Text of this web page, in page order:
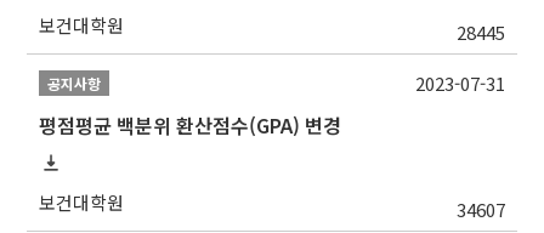
보건대학원 28445
공지사항
평점평균 백분위 환산점수(GPA) 변경
보건대학원 34607
2023-07-31